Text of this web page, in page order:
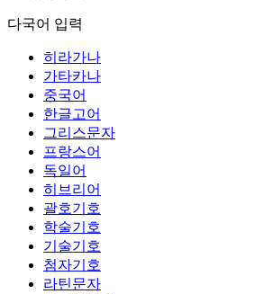
다국어 입력
히라가나
가타카나
중국어
한글고어
그리스문자
프랑스어
독일어
히브리어
괄호기호
학술기호
기술기호
첨자기호
라틴문자